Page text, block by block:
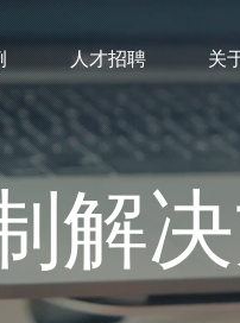
人才招聘 关
解